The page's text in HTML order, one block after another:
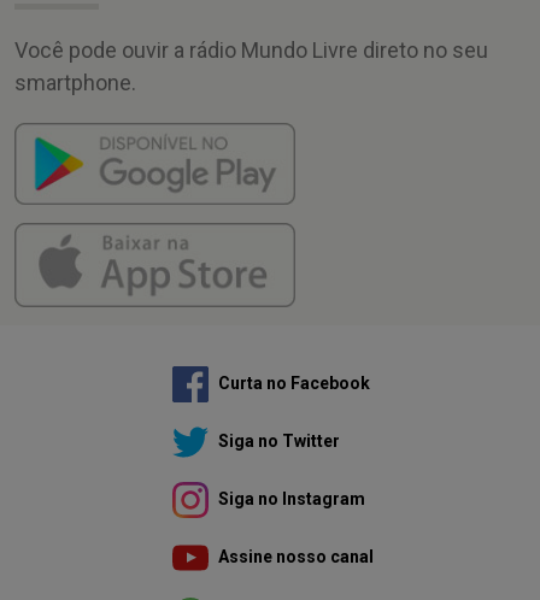
Você pode ouvir a rádio Mundo Livre direto no seu
smartphone.
Curta no Facebook
Siga no Twitter
Siga no Instagram
Assine nosso canal